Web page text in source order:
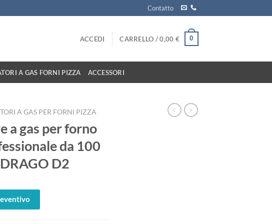
Contatto
ACCEDI CARRELLO /0,00 € 0
A GAS FORNI PIZZA ACCESSORI
A GAS PER FORNI PIZZA
a gas per forno
da 100
D2